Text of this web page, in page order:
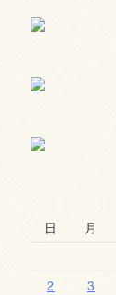
日
月
2
3